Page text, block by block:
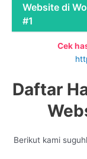
Website di
#1
Cek
Daftar
Berikut kami